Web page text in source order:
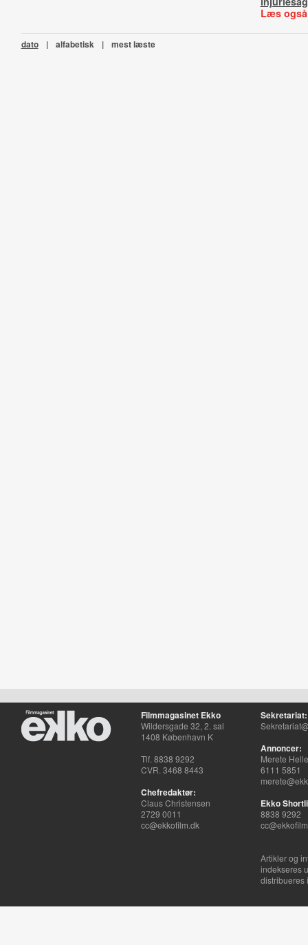
Læs
dato | alfabetisk | mest læste
Filmmagasinet Ekko
Wildersgade 32, 2. sal
1408 København K
Tlf. 8838 9292
CVR. 3468 8443
Chefredaktør:
Claus Christensen
2729 0011
cc@ekkofilm.dk
Sekretariat:
Annoncer:
Merete
6111 5851
Ekko
8838 9292
Artikler og
indekseres
distribueres